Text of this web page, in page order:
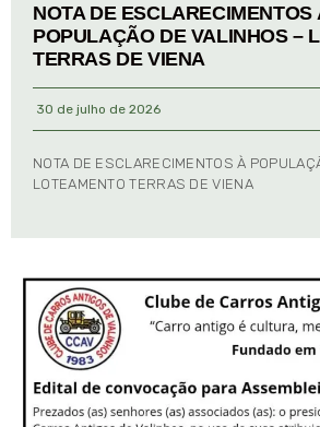
NOTA DE ESCLARECIMENTOS
POPULAÇÃO DE VALINHOS –
TERRAS DE VIENA
30 de julho de 2026
NOTA DE ESCLARECIMENTOS À
LOTEAMENTO TERRAS DE VIENA